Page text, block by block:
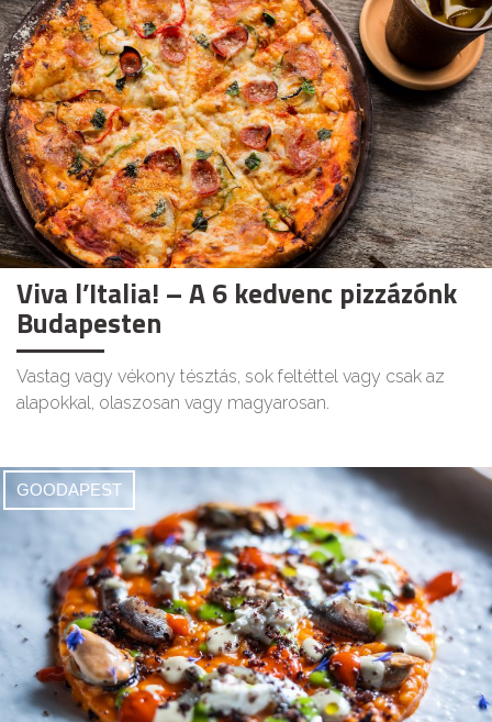
Viva l’Italia! – A 6 kedvenc pizzázónk
Budapesten
Vastag vagy vékony tésztás, sok feltéttel vagy csak az
alapokkal, olaszosan vagy magyarosan.
GOODAPEST